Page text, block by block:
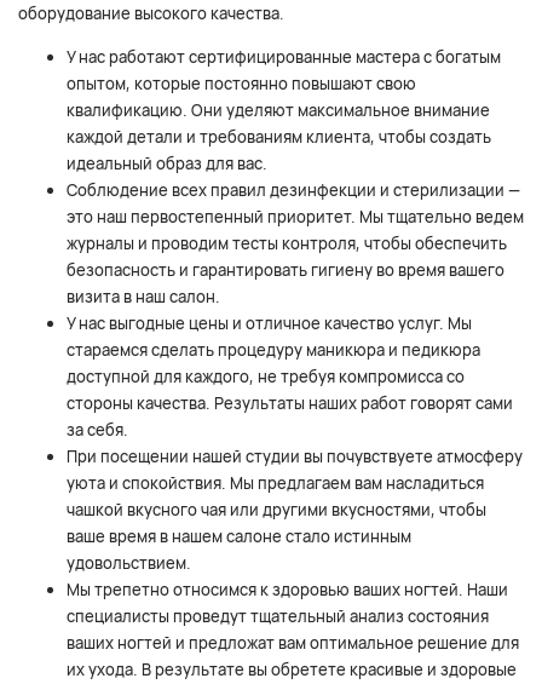
оборудование высокого качества.
У нас работают сертифицированные мастера с богатым
опытом, которые постоянно повышают свою
квалификацию. Они уделяют максимальное внимание
каждой детали и требованиям клиента, чтобы создать
идеальный образ для вас.
Соблюдение всех правил дезинфекции и стерилизации —
это наш первостепенный приоритет. Мы тщательно ведем
журналы и проводим тесты контроля, чтобы обеспечить
безопасность и гарантировать гигиену во время вашего
визита в наш салон.
У нас выгодные цены и отличное качество услуг. Мы
стараемся сделать процедуру маникюра и педикюра
доступной для каждого, не требуя компромисса со
стороны качества. Результаты наших работ говорят сами
за себя.
При посещении нашей студии вы почувствуете атмосферу
уюта и спокойствия. Мы предлагаем вам насладиться
чашкой вкусного чая или другими вкусностями, чтобы
ваше время в нашем салоне стало истинным
удовольствием.
Мы трепетно относимся к здоровью ваших ногтей. Наши
специалисты проведут тщательный анализ состояния
ваших ногтей и предложат вам оптимальное решение для
их ухода. В результате вы обретете красивые и здоровые